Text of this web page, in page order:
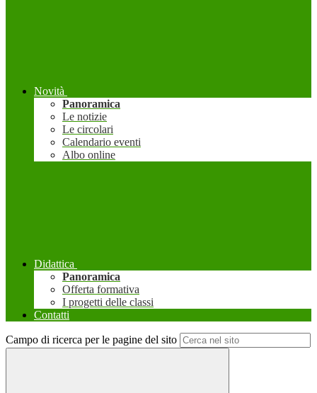
Novità
Panoramica
Le notizie
Le circolari
Calendario eventi
Albo online
Didattica
Panoramica
Offerta formativa
I progetti delle classi
Contatti
Campo di ricerca per le pagine del sito